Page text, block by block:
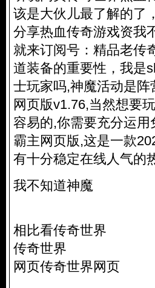
该是大伙儿最了解的了
分享热血传奇游戏资我
就来订阅号：精品老传
道装备的重要性，我是
士玩家吗,神魔活动是
网页版v1.76,当然想要
容易的,你需要充分运
霸主网页版,这是一款
有十分稳定在线人气的
我不知道神魔
相比看传奇世界
传奇世界
网页传奇世界网页